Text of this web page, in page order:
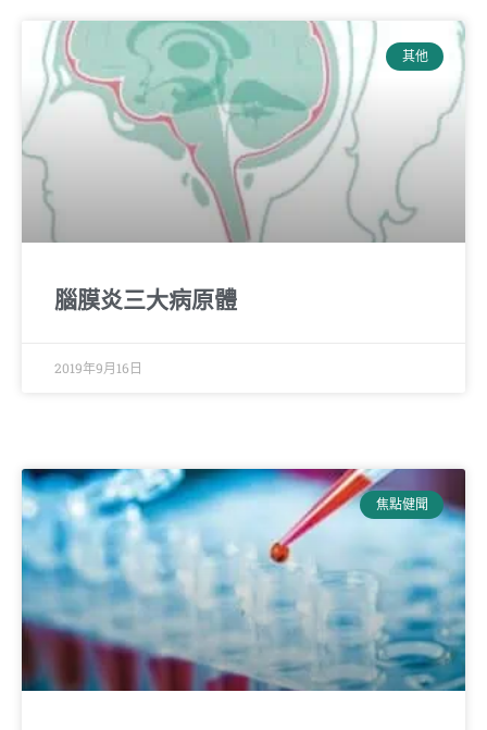
其他
腦膜炎三大病原體
2019年9月16日
焦點健聞